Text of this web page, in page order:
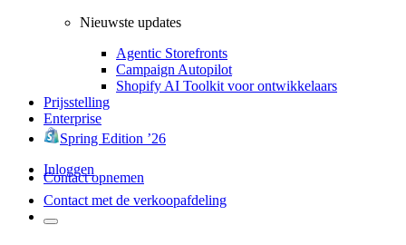
Nieuwste updates
Agentic Storefronts
Campaign Autopilot
Shopify AI Toolkit voor ontwikkelaars
Prijsstelling
Enterprise
Spring Edition ’26
Inloggen
Contact opnemen
Contact met de verkoopafdeling